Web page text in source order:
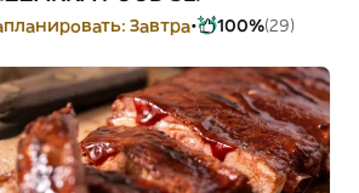
Завтра 100%(29)